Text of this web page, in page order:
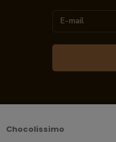
Chocolissimo